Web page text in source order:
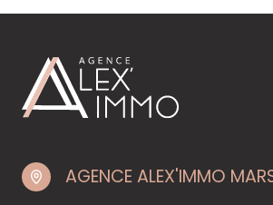
AGENCE ALEX'IMMO